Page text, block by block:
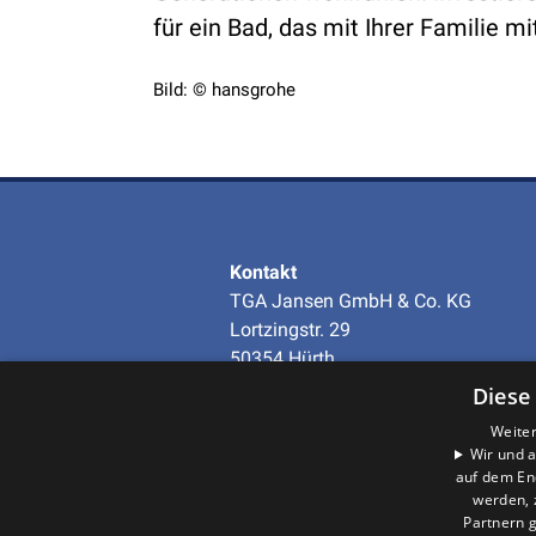
für ein Bad, das mit Ihrer Familie
Bild: © hansgrohe
Kontakt
TGA Jansen GmbH & Co. KG
Lortzingstr. 29
50354 Hürth
+49 (0)2233-97938-0
Wir und
auf dem
werden,
Partnern